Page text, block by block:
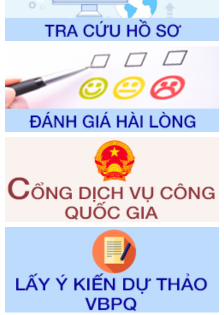
Số kí hiệu:
2310/QĐ-UBND
Tên: Về việc công bố Danh mục thủ tục hành chính sửa
đổi, bổ sung và phê duyệt Quy trình nội bộ, quy trình điện tử
trong giải quyết thủtục hành chính lĩnh vực biến đổi khí hậu
thuộc phạm vi giải quyết của Sở Nông nghiệp và Môi
Ngày ban hành: 01/06/2026
Số kí hiệu:
2300/QĐ-UBND
Tên: V/v công bố danh mục thủ tục hành chính được sửa
đổi, bổ sung và phê duyệt quy trình nội bộ, quy trình điện tử
giải quyết thủ tục hành chính trong lĩnh vực Luật sư thuộc
phạm vi chức năng quản lý của Sở Tư pháp
351/2025/NĐ-CP
Tên: Nghị định số 351/2025/NĐ-CP của Chính phủ: Quy
định chuẩn nghèo đa chiều quốc gia giai đoạn 2026 - 2030
Ngày ban hành: 29/12/2026
3014/QĐ-UBND
Tên: Quyết định về việc công bố danh mục thủ tục hành
chính ban hành mới, sửa đổi bổ sung trong lĩnh vực hỗ trợ
đầu tư, lĩnh vực đấu thầu lựa chọn nhà thầu thuộc thẩm
quyền giải quyết của Sở Tài chính và Ban Quản lý Khu kinh
Ngày ban hành: 23/09/2026
Số kí hiệu:292/2026/NĐ-CP
Tên: Nghị định số 292/2026/NĐ-CP của Chính phủ: Quy
định chi tiết một số điều và biện pháp để tổ chức, hướng